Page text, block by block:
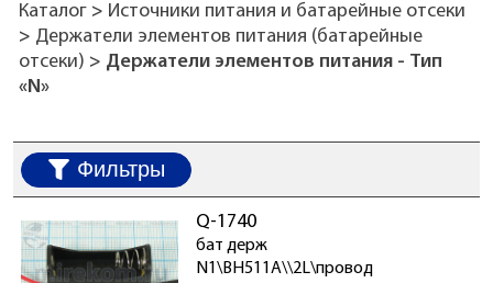
Каталог> Источники питания и батарейные отсеки
> Держатели элементов питания (батарейные
отсеки) > Держатели элементов питания - Тип
«N»
Фильтры
Q-1740
бат держ
N1\BH511A\\2L\провод